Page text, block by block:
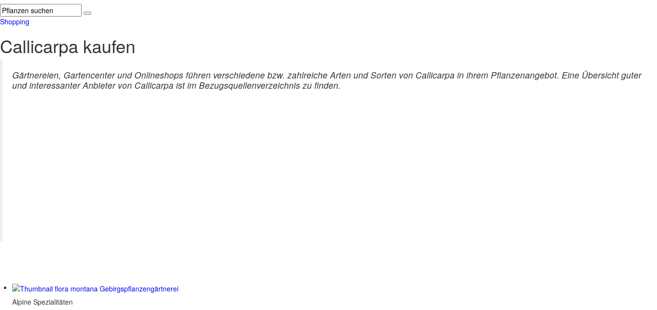
Shopping
Callicarpa kaufen
Gärtnereien, Gartencenter und Onlineshops führen verschiedene bzw. zahlreiche Arten und Sorten von Callicarpa in ihrem Pflanzenangebot. Eine Übersicht guter
und interessanter Anbieter von Callicarpa ist im Bezugsquellenverzeichnis zu finden.
Alpine Spezialitäten